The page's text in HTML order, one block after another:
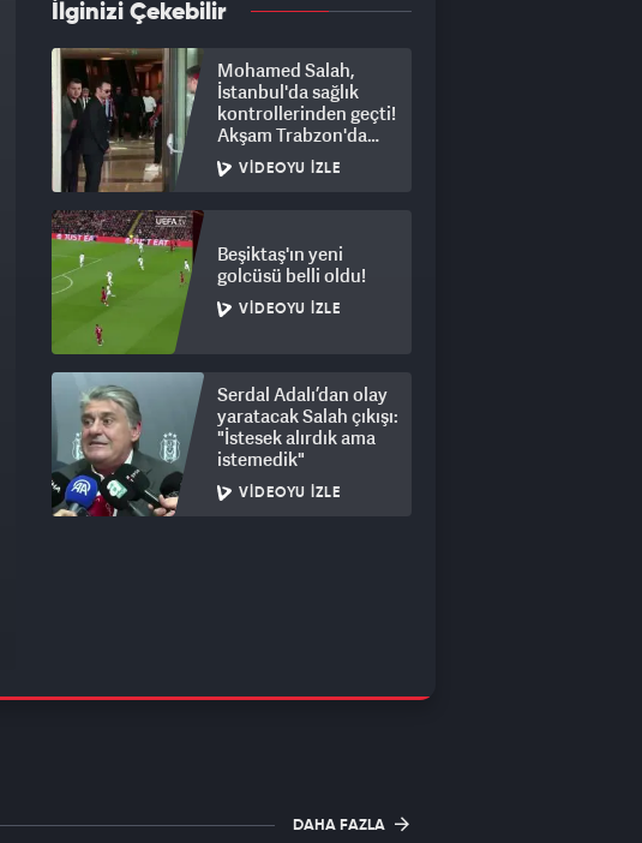
İlginizi Çekebilir
Mohamed Salah,
İstanbul'da sağlık
kontrollerinden geçti!
Akşam Trabzon'da
olacak
VIDEOYU İZLE
Beşiktaş'ın yeni
golcüsü belli oldu!
VIDEOYU İZLE
Serdal Adalı’dan olay
yaratacak Salah çıkışı:
"İstesek alırdık ama
istemedik"
VIDEOYU İZLE
DAHA FAZLA